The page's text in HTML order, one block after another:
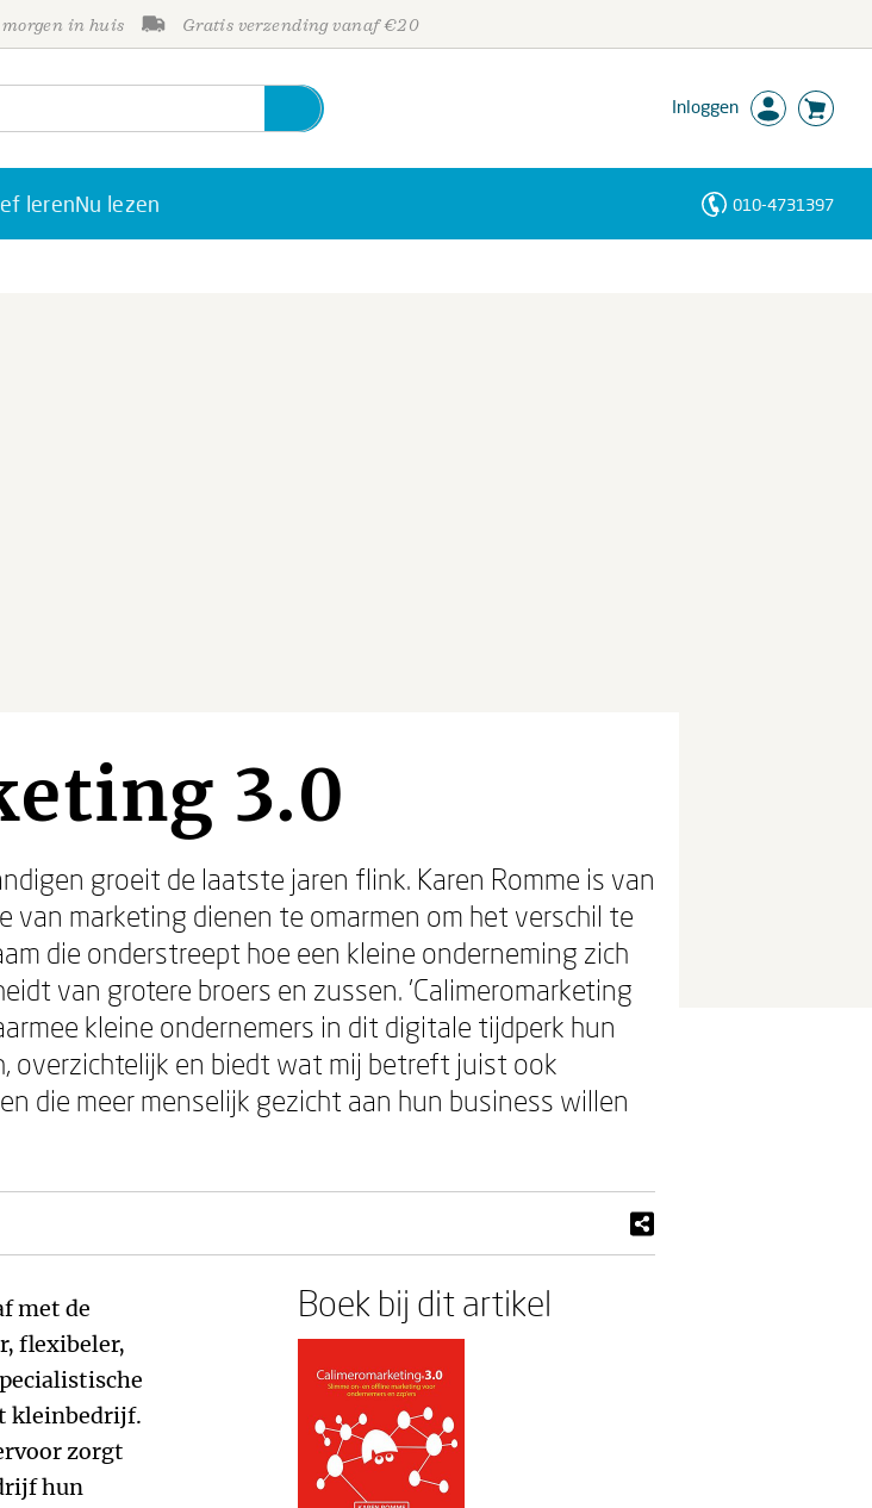
in huis Gratis verzending vanaf €20
Inloggen
lerenNu lezen 010-4731397
3.0
groeit de laatste jaren flink. Karen Romme is van
van marketing dienen te omarmen om het verschil te
die onderstreept hoe een kleine onderneming zich
van grotere broers en zussen. 'Calimeromarketing
kleine ondernemers in dit digitale tijdperk hun
overzichtelijk en biedt wat mij betreft juist ook
die meer menselijk gezicht aan hun business willen
met de
flexibeler,
kleinbedrijf.
zorgt
hun
Boek bij dit artikel
Personen